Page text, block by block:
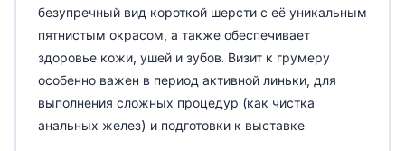
безупречный вид короткой шерсти с её уникальным
пятнистым окрасом, а также обеспечивает
здоровье кожи, ушей и зубов. Визит к грумеру
особенно важен в период активной линьки, для
выполнения сложных процедур (как чистка
анальных желез) и подготовки к выставке.